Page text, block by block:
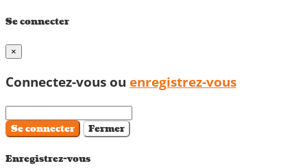
Se connecter
×
Connectez-vous ou enregistrez-vous
Se connecter Fermer
Enregistrez-vous